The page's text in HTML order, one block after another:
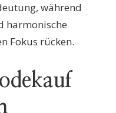
während
harmonische
Fokus rücken.